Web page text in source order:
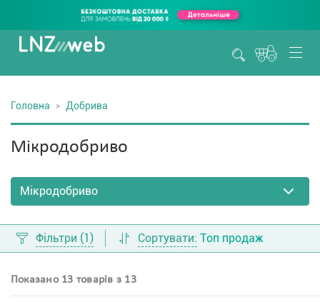
Головна Добрива
Мікродобриво
Фільтри (1) Сортувати: Топ продаж
Показано 13 товарів з 13